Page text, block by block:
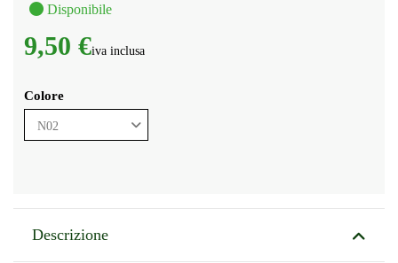
Disponibile
9,50 €iva inclusa
Colore
Descrizione